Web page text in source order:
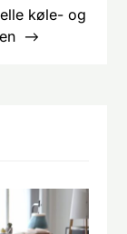
køle- og